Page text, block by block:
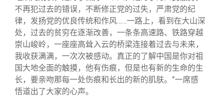
不再犯过去的错误，不断修正党的过失，严肃党的纪
律，发扬党的优良传统和作风……一路上，看到在大山深
处，过去的贫穷在逐渐改善，一条条高速路、铁路穿越
崇山峻岭，一座座高耸入云的桥梁连接着过去与未来，
我收获满满，一次次被感动。真正的了解中国是你对祖
国大地全面的触摸，他有伤痕，但是也有新的生命的生
长，要亲吻那每一处伤痕和长出的新的肌肤。”一席感
悟道出了大家的心声。